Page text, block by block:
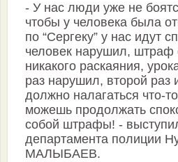
- У нас люди уже не
чтобы у человека была
по “Сергеку” у нас идут
человек нарушил, штраф
никакого раскаяния,
раз нарушил, второй раз
должно налагаться что-
можешь продолжать
собой штрафы! -
департамента полиции
МАЛЫБАЕВ.